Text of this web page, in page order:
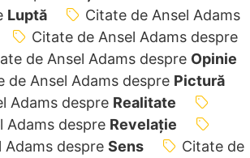
Luptă
Citate de Ansel Adams
Citate de Ansel Adams despre
de Ansel Adams despre Opinie
de Ansel Adams despre Pictură
Adams despre Realitate
Adams despre Revelaţie
Adams despre Sens
Citate de